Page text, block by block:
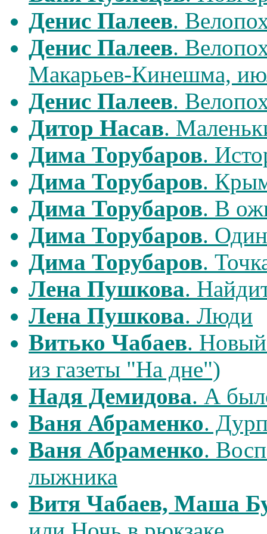
Денис Палеев.
Денис Палеев.
Макарьев-Кинешма,
Денис Палеев.
Дитор Насав.
Дима Торубаров.
Дима Торубаров.
Дима Торубаров. В
Дима Торубаров.
Дима Торубаров.
Лена Пушкова.
Лена Пушкова. Люди
Витько Чабаев. Новый
из газеты "На дне")
Надя Демидова. А
Ваня Абраменко.
Ваня Абраменко.
лыжника
Витя Чабаев, Маша